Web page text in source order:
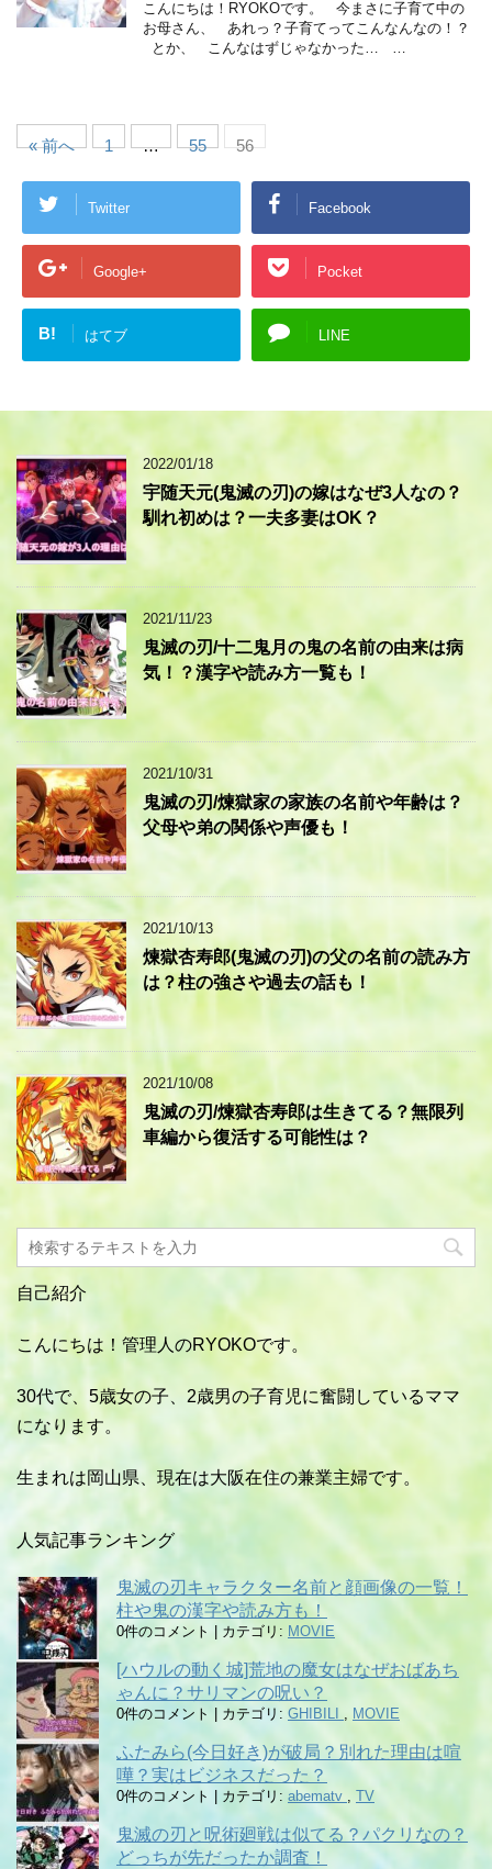
こんにちは！RYOKOです。 今まさに子育て中の
お母さん、 あれっ？子育てってこんなんなの！？
とか、 こんなはずじゃなかった… …
« 前へ 1 … 55 56
Twitter Facebook
Google+ Pocket
B! はてブ LINE
2022/01/18
宇随天元(鬼滅の刃)の嫁はなぜ3人なの？
馴れ初めは？一夫多妻はOK？
2021/11/23
鬼滅の刃/十二鬼月の鬼の名前の由来は病
気！？漢字や読み方一覧も！
2021/10/31
鬼滅の刃/煉獄家の家族の名前や年齢は？
父母や弟の関係や声優も！
2021/10/13
煉獄杏寿郎(鬼滅の刃)の父の名前の読み方
は？柱の強さや過去の話も！
2021/10/08
鬼滅の刃/煉獄杏寿郎は生きてる？無限列
車編から復活する可能性は？
自己紹介
こんにちは！管理人のRYOKOです。
30代で、5歳女の子、2歳男の子育児に奮闘しているママ
になります。
生まれは岡山県、現在は大阪在住の兼業主婦です。
人気記事ランキング
鬼滅の刃キャラクター名前と顔画像の一覧！
柱や鬼の漢字や読み方も！
0件のコメント カテゴリ: MOVIE
[ハウルの動く城]荒地の魔女はなぜおばあち
ゃんに？サリマンの呪い？
0件のコメント カテゴリ: GHIBILI , MOVIE
ふたみら(今日好き)が破局？別れた理由は喧
嘩？実はビジネスだった？
0件のコメント カテゴリ: abematv , TV
鬼滅の刃と呪術廻戦は似てる？パクリなの？
どっちが先だったか調査！